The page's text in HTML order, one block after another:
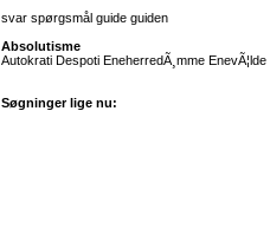
svar spørgsmål guide guiden
Absolutisme
Autokrati Despoti EneherredÃ¸mme
Søgninger lige nu: